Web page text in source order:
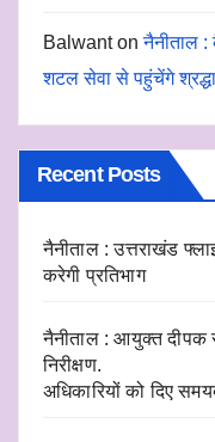
Balwantonनैनीताल
शटल सेवा से पहुंचेंगे
Recent Posts
नैनीताल : उत्तराखंड
करेगी प्रतिभाग
नैनीताल : आयुक्त दीपक
निरीक्षण.
अधिकारियों को दिए